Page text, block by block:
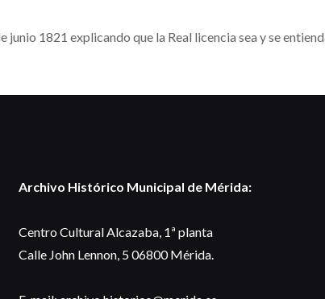
junio 1821 explicando que la Real licencia sea y se
Archivo Histórico Municipal de Mérida:
Centro Cultural Alcazaba, 1ª planta
Calle John Lennon, 5 06800 Mérida.